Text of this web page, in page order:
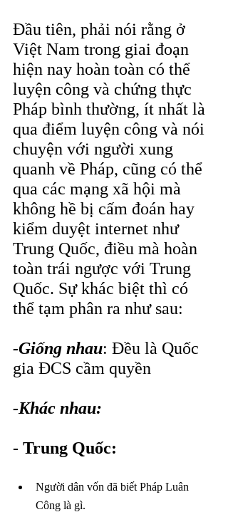
Đầu tiên, phải nói rằng ở
Việt Nam trong giai đoạn
hiện nay hoàn toàn có thể
luyện công và chứng thực
Pháp bình thường, ít nhất là
qua điểm luyện công và nói
chuyện với người xung
quanh về Pháp, cũng có thể
qua các mạng xã hội mà
không hề bị cấm đoán hay
kiểm duyệt internet như
Trung Quốc, điều mà hoàn
toàn trái ngược với Trung
Quốc. Sự khác biệt thì có
thể tạm phân ra như sau:
-Giống nhau: Đều là Quốc
gia ĐCS cầm quyền
-Khác nhau:
- Trung Quốc:
Người dân vốn đã biết Pháp Luân
Công là gì.